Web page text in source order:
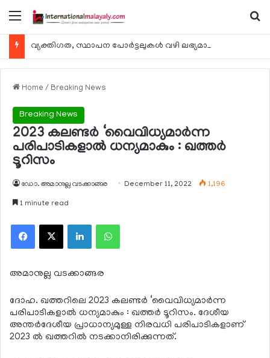
Menu
Home / Breaking News
Breaking News
2023 കലണ്ടര്‍ ‘വൈവിധ്യമാര്‍ന്ന
പരിപാടികളാല്‍ ധന്യമാകും : ഖത്തര്‍
ടൂറിസം
ഡോ. അമാനുല്ല വടക്കാങ്ങര December 11, 2022 1,196
1 minute read
Facebook
X LinkedInWhatsApp
അമാനുല്ല വടക്കാങ്ങര
ദോഹ. ഖത്തറിലെ 2023 കലണ്ടര്‍ ‘വൈവിധ്യമാര്‍ന്ന
പരിപാടികളാല്‍ ധന്യമാകും : ഖത്തര്‍ ടൂറിസം. ദേശീയ
അന്തര്‍ദേശീയ പ്രാധാന്യമുള്ള നിരവധി പരിപാടികളാണ്
2023 ല്‍ ഖത്തറില്‍ നടക്കാനിരിക്കുന്നത്.